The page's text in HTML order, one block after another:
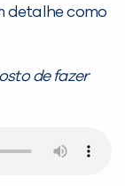
detalhe como
de fazer